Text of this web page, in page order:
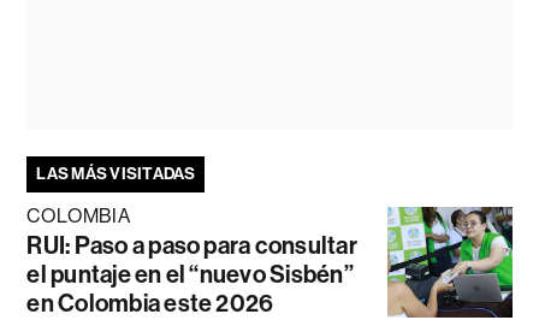
LAS MÁS VISITADAS
COLOMBIA
RUI: Paso a paso para consultar
el puntaje en el “nuevo Sisbén”
en Colombia este 2026